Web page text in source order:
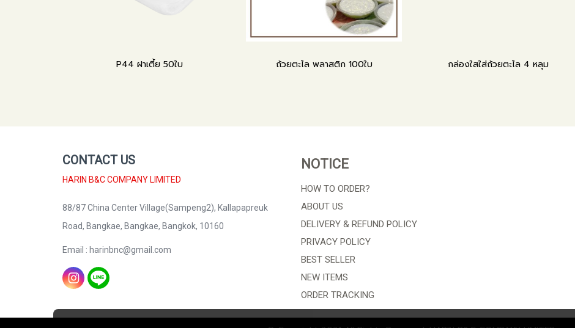
P44 ฝาเตี้ย 50ใบ ถ้วยตะไล พลาสติก 100ใบ กล่องใสใส่ถ้วยตะไล 4 หลุม
CONTACT US
HARIN B&C COMPANY LIMITED
88/87 China Center Village(Sampeng2), Kallapapreuk
Road, Bangkae, Bangkae, Bangkok, 10160
Email : harinbnc@gmail.com
NOTICE
HOW TO ORDER?
ABOUT US
DELIVERY & REFUND POLICY
PRIVACY POLICY
BEST SELLER
NEW ITEMS
ORDER TRACKING